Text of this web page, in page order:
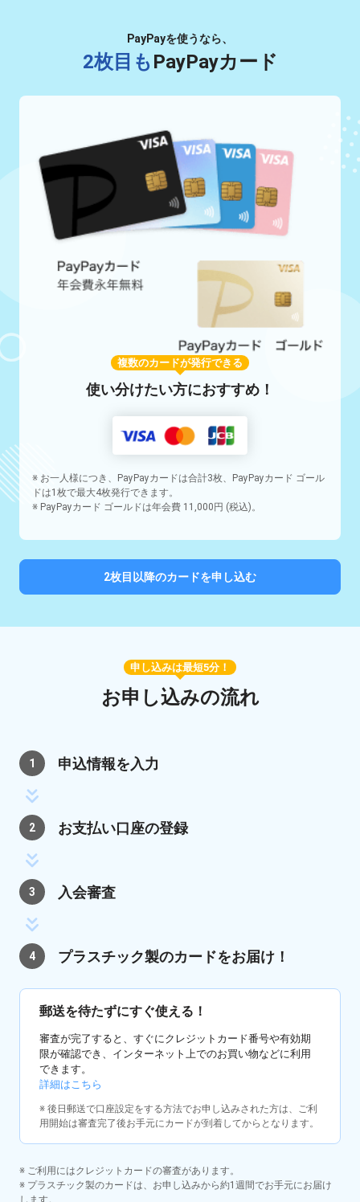
PayPayを使うなら、
2枚目も PayPayカード
複数のカードが発行できる
使い分けたい方におすすめ！
※ お一人様につき、PayPayカードは合計3枚、PayPayカード ゴール
ドは1枚で最大4枚発行できます。
※ PayPayカード ゴールドは年会費 11,000円 (税込)。
2枚目以降のカードを申し込む
申し込みは最短5分！
お申し込みの流れ
1 申込情報を入力
2 お支払い口座の登録
3 入会審査
4 プラスチック製のカードをお届け！
郵送を待たずにすぐ使える！
審査が完了すると、すぐにクレジットカード番号や有効期
限が確認でき、インターネット上でのお買い物などに利用
できます。
詳細はこちら
※ 後日郵送で口座設定をする方法でお申し込みされた方は、ご利
用開始は審査完了後お手元にカードが到着してからとなります。
※ ご利用にはクレジットカードの審査があります。
※ プラスチック製のカードは、お申し込みから約1週間でお手元にお届け